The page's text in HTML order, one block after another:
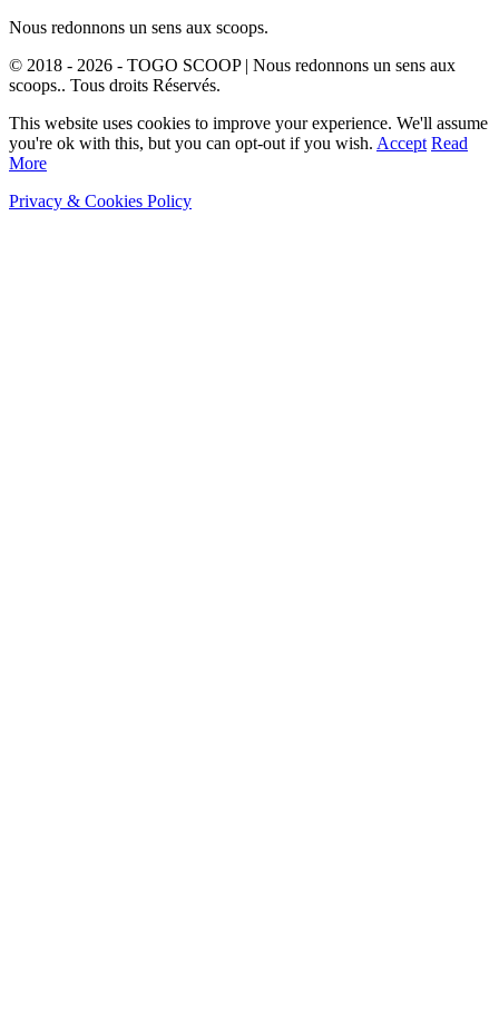
Nous redonnons un sens aux scoops.
© 2018 - 2026 - TOGO SCOOP | Nous redonnons un sens aux
scoops.. Tous droits Réservés.
This website uses cookies to improve your experience. We'll assume
you're ok with this, but you can opt-out if you wish. Accept Read
More
Privacy & Cookies Policy